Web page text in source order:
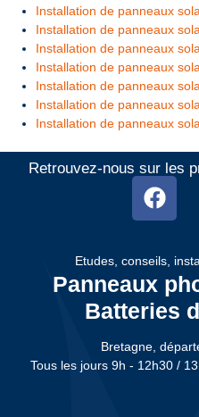
Installation de panneaux
Installation de panneaux
Installation de panneaux
Installation de panneaux
Installation de panneaux
Installation de panneaux
Installation de panneaux
Retrouvez-nous sur les
Etudes, conseils,
Panneaux
Batteries
Bretagne,
Tous les jours 9h - 12h30 /